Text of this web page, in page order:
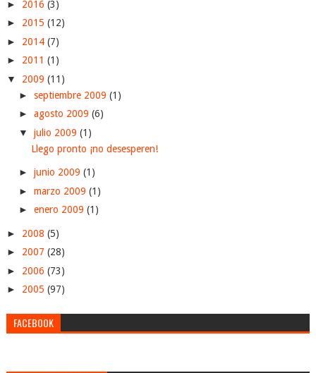
► 2016 (3)
► 2015 (12)
► 2014 (7)
► 2011 (1)
▼ 2009 (11)
► septiembre 2009 (1)
► agosto 2009 (6)
▼ julio 2009 (1)
Llego pronto ¡no desesperen!
► junio 2009 (1)
► marzo 2009 (1)
► enero 2009 (1)
► 2008 (5)
► 2007 (28)
► 2006 (73)
► 2005 (97)
FACEBOOK